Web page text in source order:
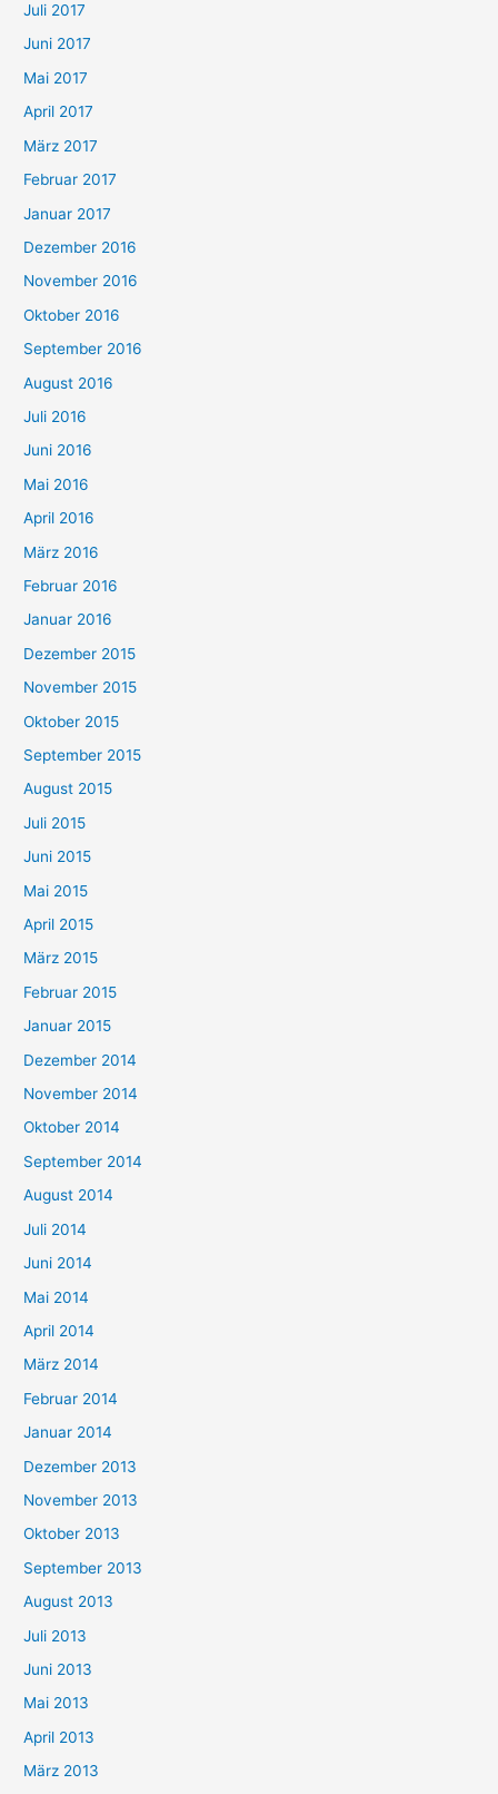
Juli 2017
Juni 2017
Mai 2017
April 2017
März 2017
Februar 2017
Januar 2017
Dezember 2016
November 2016
Oktober 2016
September 2016
August 2016
Juli 2016
Juni 2016
Mai 2016
April 2016
März 2016
Februar 2016
Januar 2016
Dezember 2015
November 2015
Oktober 2015
September 2015
August 2015
Juli 2015
Juni 2015
Mai 2015
April 2015
März 2015
Februar 2015
Januar 2015
Dezember 2014
November 2014
Oktober 2014
September 2014
August 2014
Juli 2014
Juni 2014
Mai 2014
April 2014
März 2014
Februar 2014
Januar 2014
Dezember 2013
November 2013
Oktober 2013
September 2013
August 2013
Juli 2013
Juni 2013
Mai 2013
April 2013
März 2013